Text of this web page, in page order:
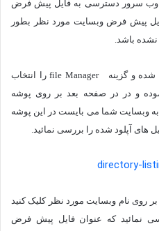
وب سرور دسترسی به فایل پیش فرض
پیش فرض وبسایت مورد نظر بطور
نشده باشد.
شده و گزینه file Manager را انتخاب
و در در صفحه بعد بر روی پوشه
به وبسایت شما می بایست در این پوشه
های آپلود شده را بررسی نمائید.
روی نام وبسایت مورد نظر کلیک کنید
نمائید که عنوان فایل پیش فرض